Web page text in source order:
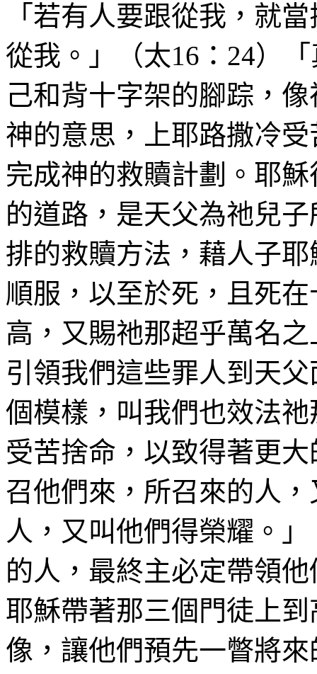
「若有人要跟從我，就
從我。」（太16 ： 24）
己和背十字架的腳踪，
神的意思，上耶路撒冷
完成神的救贖計劃。耶
的道路，是天父為祂兒
排的救贖方法，藉人子
順服，以至於死，且 死在
高，又賜祂那超乎萬名
引領我們這些罪人到天父
個模樣，叫我們也效法
受苦捨命，以致得著更
召他們來，所召來的人
人，又叫他們得榮耀。」
的人，最終主必定帶領
耶穌帶著那三個門徒上
像，讓他們預先一瞥將